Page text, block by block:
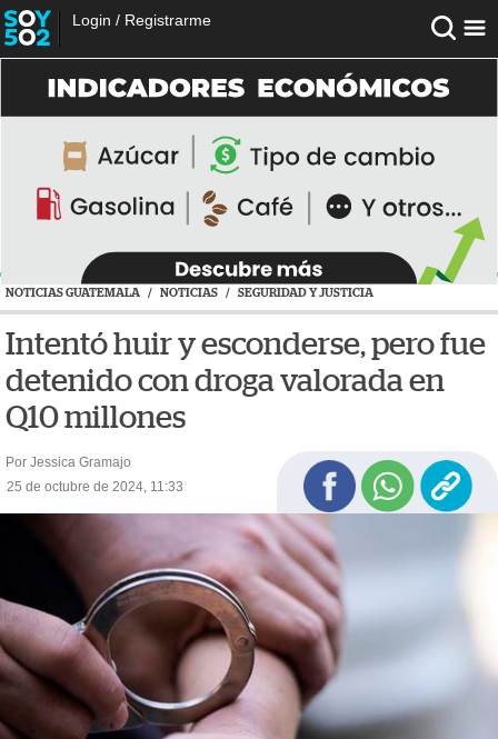
Login / Registrarme
NOTICIAS GUATEMALA / NOTICIAS / SEGURIDAD Y JUSTICIA
Intentó huir y esconderse, pero fue
detenido con droga valorada en
Q10 millones
Por Jessica Gramajo
25 de octubre de 2024, 11:33